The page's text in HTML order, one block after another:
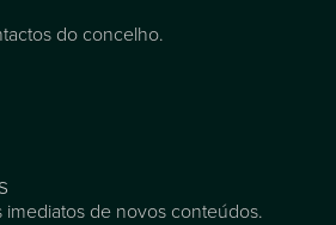
do concelho.
imediatos de novos conteúdos.